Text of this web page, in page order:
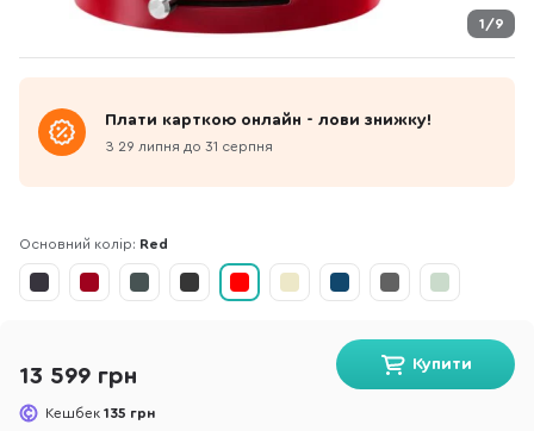
1/9
Плати карткою онлайн - лови знижку!
З 29 липня до 31 серпня
Основний колір: Red
13 599 грн
Кешбек 135 грн
Купити